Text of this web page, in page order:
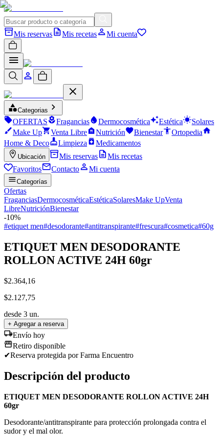
Mis reservas Mis recetas Mi cuenta
Categorias
OFERTAS Fragancias Dermocosmética Estética
Solares
Make Up
Venta Libre Nutrición Bienestar
Ortopedia
Home & Deco
Limpieza Medicamentos
Ubicación Mis reservas
Mis recetas
Favoritos
Contacto Mi cuenta
Categorías
Ofertas
FraganciasDermocosméticaEstéticaSolaresMake UpVenta
LibreNutriciónBienestar
-10%
#etiquet men#desodorante#antitranspirante#frescura#cosmetica#60g
ETIQUET MEN DESODORANTE
ROLLON ACTIVE 24H 60gr
$2.364,16
$2.127,75
desde 3 un.
+ Agregar a reserva
Envío hoy
Retiro disponible
✔Reserva protegida por Farma Encuentro
Descripción del producto
ETIQUET MEN DESODORANTE ROLLON ACTIVE 24H
60gr
Desodorante/antitranspirante para protección prolongada contra el
sudor y el mal olor.